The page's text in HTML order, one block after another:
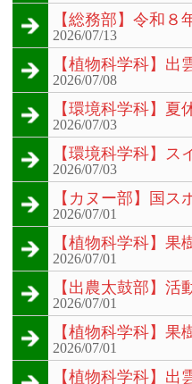
【総務部】令和
2026/07/13
【植物科学科】出
2026/07/08
【環境科学科】夏
2026/07/03
【環境科学科】ス
2026/07/03
【カヌー部】国
2026/07/01
【植物科学科】
2026/07/01
【出農太鼓部】活
2026/07/01
【植物科学科】
2026/07/01
【植物科学科】出